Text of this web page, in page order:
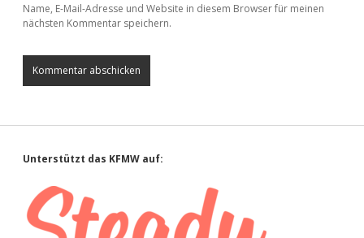
Name, E-Mail-Adresse und Website in diesem Browser für meinen
nächsten Kommentar speichern.
Sidebar
Unterstützt das KFMW auf: